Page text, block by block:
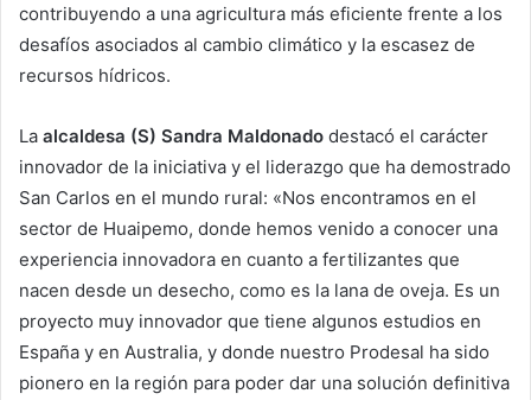
contribuyendo a una agricultura más eficiente frente a los
desafíos asociados al cambio climático y la escasez de
recursos hídricos.
La alcaldesa (S) Sandra Maldonado destacó el carácter
innovador de la iniciativa y el liderazgo que ha demostrado
San Carlos en el mundo rural: «Nos encontramos en el
sector de Huaipemo, donde hemos venido a conocer una
experiencia innovadora en cuanto a fertilizantes que
nacen desde un desecho, como es la lana de oveja. Es un
proyecto muy innovador que tiene algunos estudios en
España y en Australia, y donde nuestro Prodesal ha sido
pionero en la región para poder dar una solución definitiva